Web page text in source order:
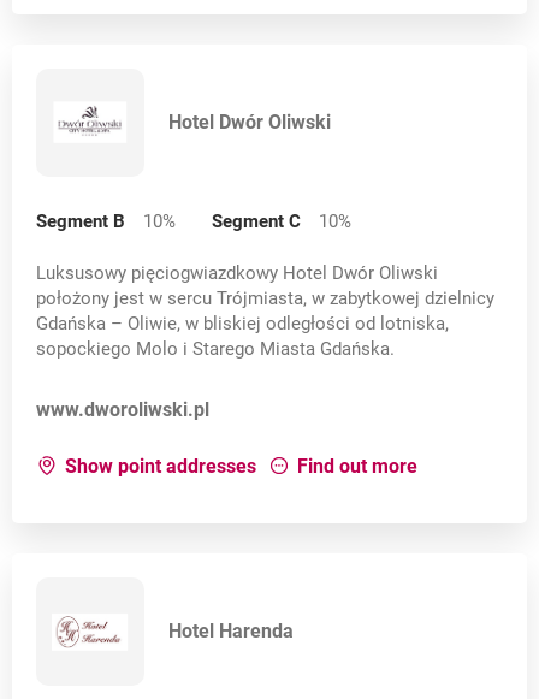
Hotel Dwór Oliwski
Segment B 10% Segment C 10%
Luksusowy pięciogwiazdkowy Hotel Dwór Oliwski
położony jest w sercu Trójmiasta, w zabytkowej dzielnicy
Gdańska – Oliwie, w bliskiej odległości od lotniska,
sopockiego Molo i Starego Miasta Gdańska.
Opens in a new card
www.dworoliwski.pl
Show point addressesfor: Hotel Dwór Oliwski
Find out moreabout:
Hotel Harenda